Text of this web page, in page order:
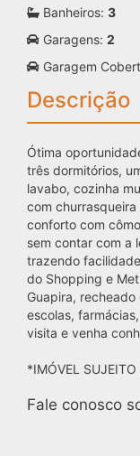
Banheiros: 3
Garagens: 2
Garagem
Descrição
Ótima
três dormitórios,
lavabo, cozinha
com
conforto com
sem contar com a
trazendo
do Shopping e
Guapira,
escolas,
visita e venha
*IMÓVEL SUJEITO
Fale conosco